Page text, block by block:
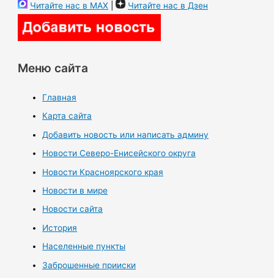
Читайте нас в MAX | Читайте нас в Дзен
Меню сайта
Главная
Карта сайта
Добавить новость или написать админу
Новости Северо-Енисейского округа
Новости Красноярского края
Новости в мире
Новости сайта
История
Населенные пункты
Заброшенные прииски